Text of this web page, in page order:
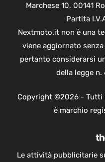
Marchese 10, 00141
Partita
Nextmoto.it non è una
viene aggiornato
pertanto considerarsi
della legge n.
Copyright ©2026 - Tutti
è marchio
Le attività pubblicitarie